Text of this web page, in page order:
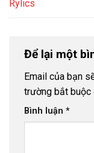
Rylics
Để lại một
Email của bạn
trường bắt buộc
Bình luận *